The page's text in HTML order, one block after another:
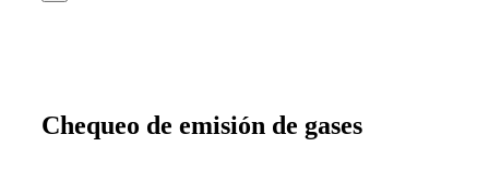
Chequeo de emisión de gases